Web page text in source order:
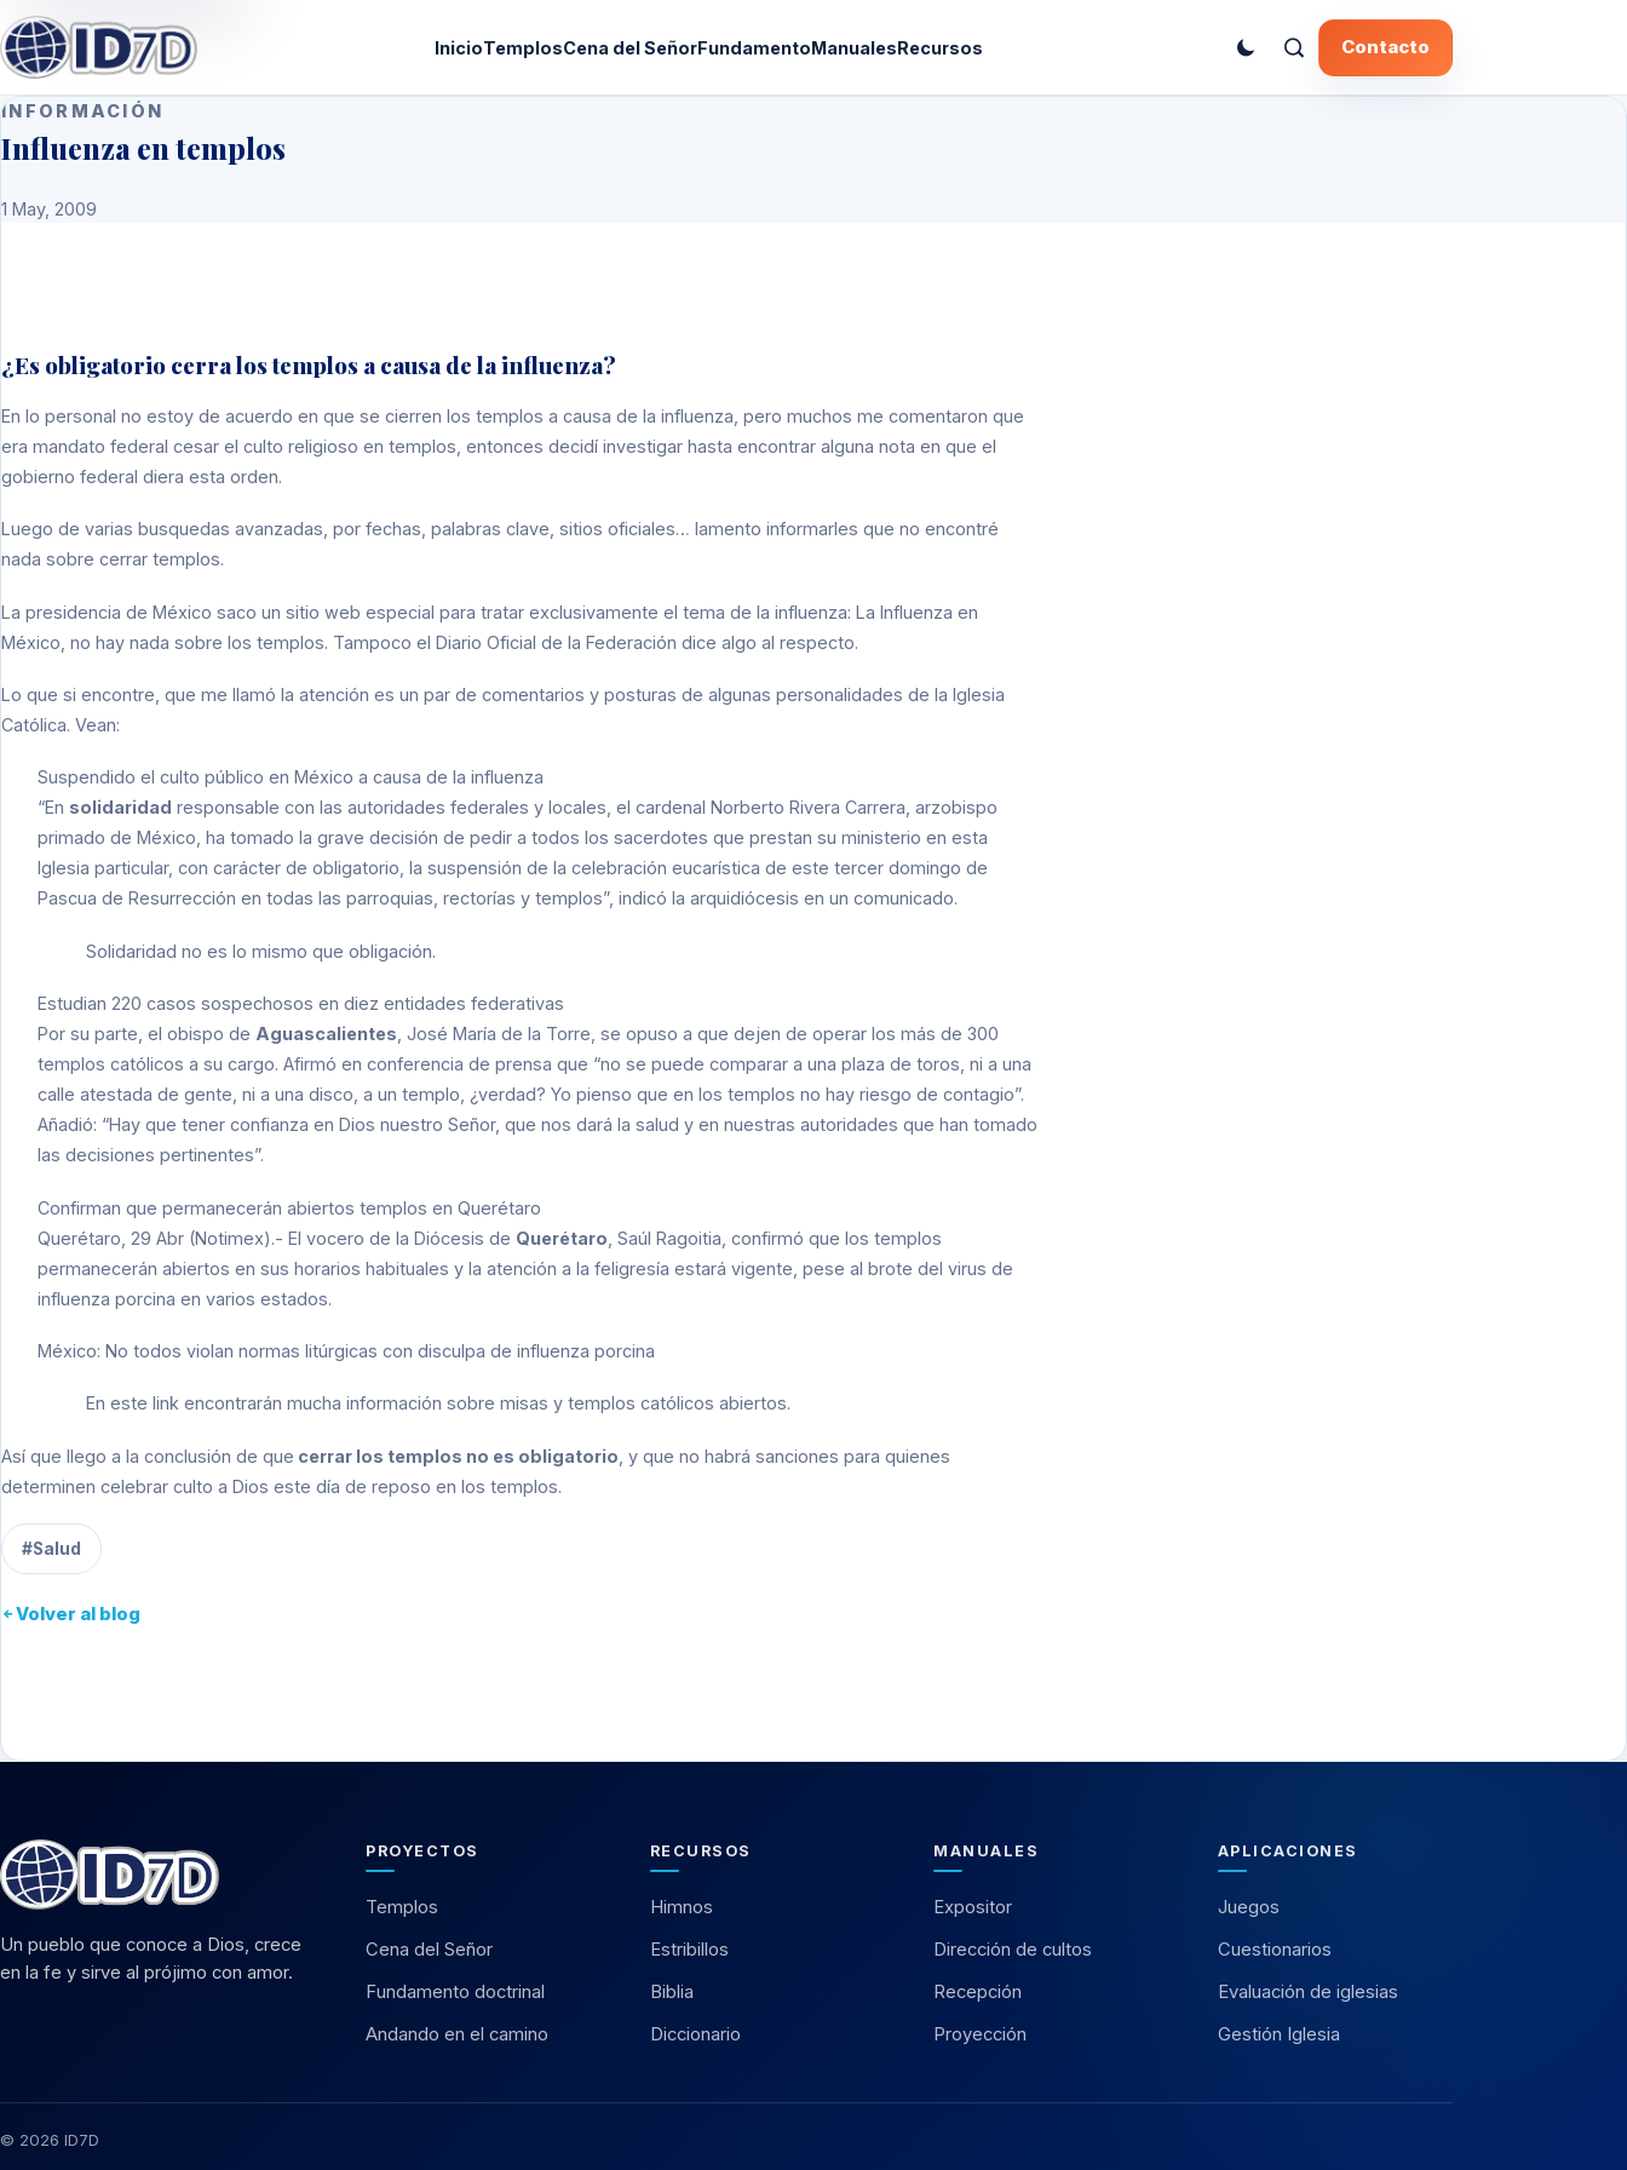
InicioTemplosCena del SeñorFundamentoManualesRecursos Contacto
INFORMACIÓN
Influenza en templos
1 May, 2009
¿Es obligatorio cerra los templos a causa de la influenza?
En lo personal no estoy de acuerdo en que se cierren los templos a causa de la influenza, pero muchos me comentaron que
era mandato federal cesar el culto religioso en templos, entonces decidí investigar hasta encontrar alguna nota en que el
gobierno federal diera esta orden.
Luego de varias busquedas avanzadas, por fechas, palabras clave, sitios oficiales… lamento informarles que no encontré
nada sobre cerrar templos.
La presidencia de México saco un sitio web especial para tratar exclusivamente el tema de la influenza: La Influenza en
México , no hay nada sobre los templos. Tampoco el Diario Oficial de la Federación dice algo al respecto.
Lo que si encontre, que me llamó la atención es un par de comentarios y posturas de algunas personalidades de la Iglesia
Católica. Vean:
Suspendido el culto público en México a causa de la influenza
“En solidaridad responsable con las autoridades federales y locales, el cardenal Norberto Rivera Carrera, arzobispo
primado de México, ha tomado la grave decisión de pedir a todos los sacerdotes que prestan su ministerio en esta
Iglesia particular, con carácter de obligatorio, la suspensión de la celebración eucarística de este tercer domingo de
Pascua de Resurrección en todas las parroquias, rectorías y templos”, indicó la arquidiócesis en un comunicado.
Solidaridad no es lo mismo que obligación.
Estudian 220 casos sospechosos en diez entidades federativas
Por su parte, el obispo de Aguascalientes , José María de la Torre, se opuso a que dejen de operar los más de 300
templos católicos a su cargo. Afirmó en conferencia de prensa que “no se puede comparar a una plaza de toros, ni a una
calle atestada de gente, ni a una disco, a un templo, ¿verdad? Yo pienso que en los templos no hay riesgo de contagio”.
Añadió: “Hay que tener confianza en Dios nuestro Señor, que nos dará la salud y en nuestras autoridades que han tomado
las decisiones pertinentes”.
Confirman que permanecerán abiertos templos en Querétaro
Querétaro, 29 Abr (Notimex).- El vocero de la Diócesis de Querétaro , Saúl Ragoitia, confirmó que los templos
permanecerán abiertos en sus horarios habituales y la atención a la feligresía estará vigente, pese al brote del virus de
influenza porcina en varios estados.
México: No todos violan normas litúrgicas con disculpa de influenza porcina
En este link encontrarán mucha información sobre misas y templos católicos abiertos.
Así que llego a la conclusión de que cerrar los templos no es obligatorio , y que no habrá sanciones para quienes
determinen celebrar culto a Dios este día de reposo en los templos.
#Salud
Volver al blog
Un pueblo que conoce a Dios, crece
en la fe y sirve al prójimo con amor.
PROYECTOS
Templos
Cena del Señor
Fundamento doctrinal
Andando en el camino
RECURSOS
Himnos
Estribillos
Biblia
Diccionario
MANUALES
Expositor
Dirección de cultos
Recepción
Proyección
APLICACIONES
Juegos
Cuestionarios
Evaluación de iglesias
Gestión Iglesia
© 2026 ID7D